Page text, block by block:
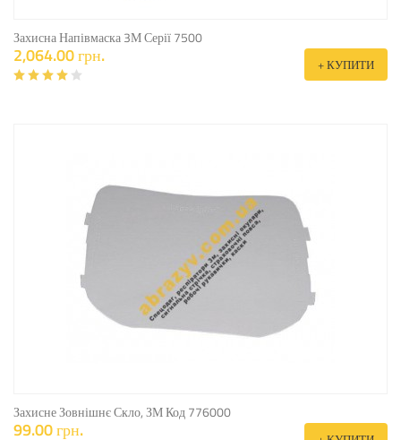
Захисна Напівмаска 3М Серії 7500
2,064.00 грн. + КУПИТИ
Захисне Зовнішнє Скло, ЗМ Код 776000
99.00 грн.